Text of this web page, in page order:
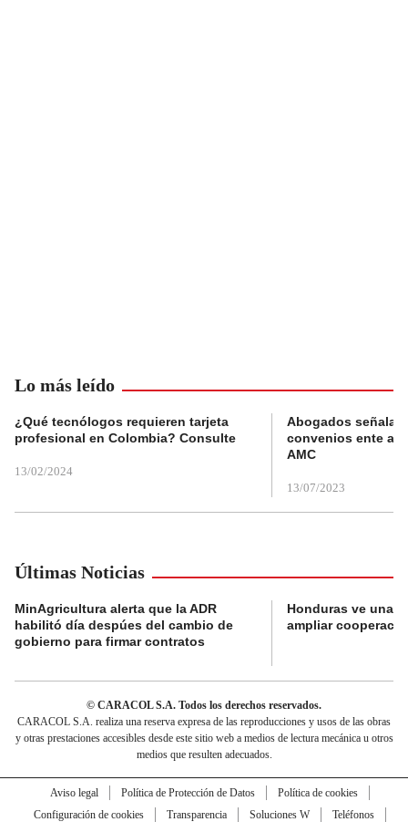
Lo más leído
¿Qué tecnólogos requieren tarjeta
profesional en Colombia? Consulte
13/02/2024
Abogados
convenios ente
AMC
13/07/2023
Últimas Noticias
MinAgricultura alerta que la ADR
habilitó día despúes del cambio de
gobierno para firmar contratos
Honduras ve una
ampliar
© CARACOL S.A. Todos los derechos reservados.
CARACOL S.A. realiza una reserva expresa de las reproducciones y usos de las obras
y otras prestaciones accesibles desde este sitio web a medios de lectura mecánica u otros
medios que resulten adecuados.
Aviso legal Política de Protección de Datos
Política de cookies
Configuración de cookies
Transparencia Soluciones W
Teléfonos